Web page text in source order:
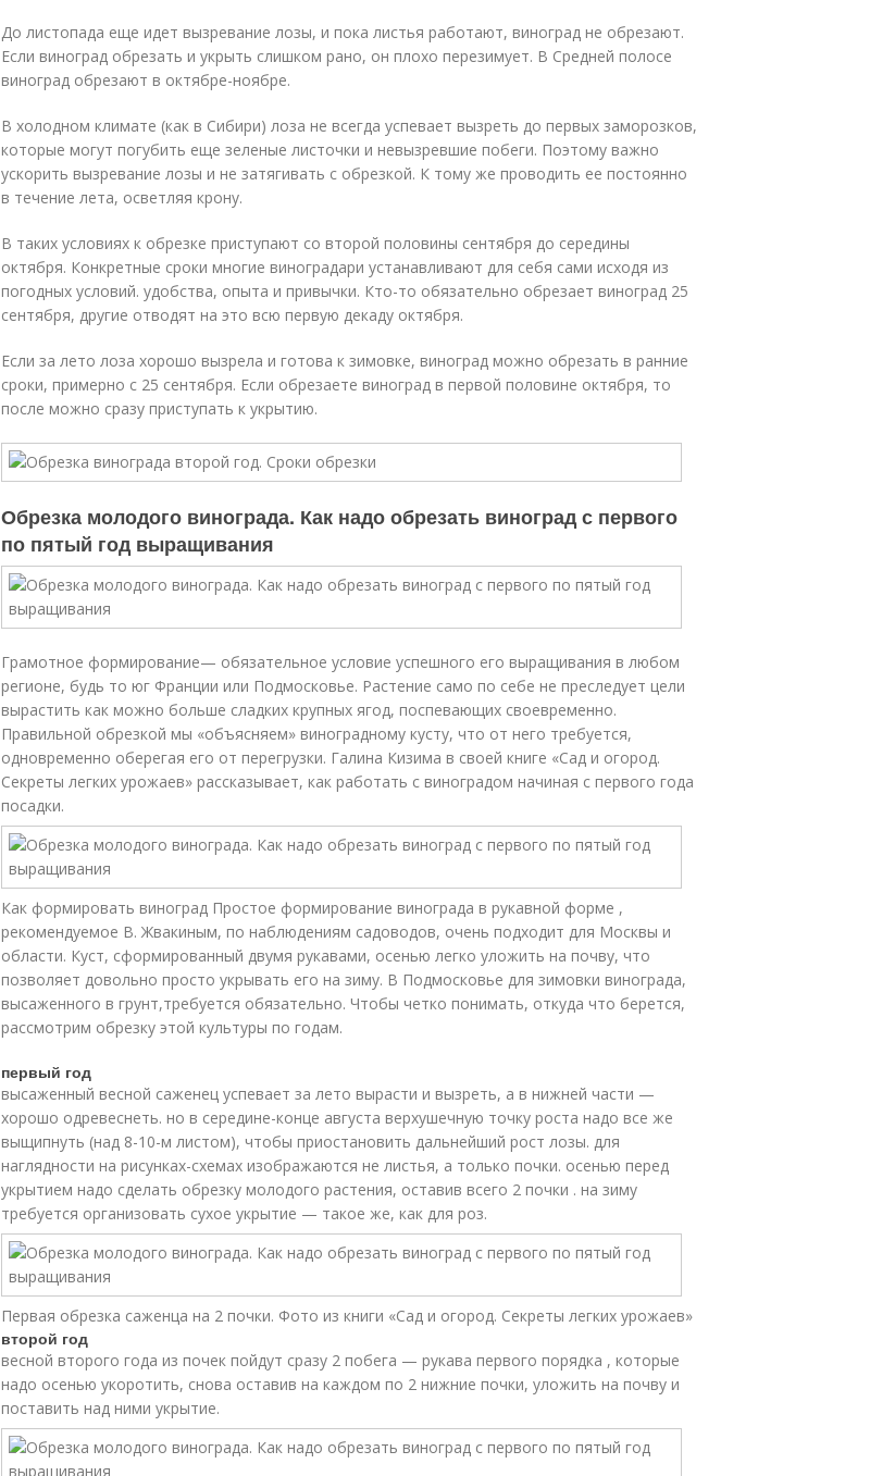
До листопада еще идет вызревание лозы, и пока листья работают, виноград не обрезают.
Если виноград обрезать и укрыть слишком рано, он плохо перезимует. В Средней полосе
виноград обрезают в октябре-ноябре.
В холодном климате (как в Сибири) лоза не всегда успевает вызреть до первых заморозков,
которые могут погубить еще зеленые листочки и невызревшие побеги. Поэтому важно
ускорить вызревание лозы и не затягивать с обрезкой. К тому же проводить ее постоянно
в течение лета, осветляя крону.
В таких условиях к обрезке приступают со второй половины сентября до середины
октября. Конкретные сроки многие виноградари устанавливают для себя сами исходя из
погодных условий. удобства, опыта и привычки. Кто-то обязательно обрезает виноград 25
сентября, другие отводят на это всю первую декаду октября.
Если за лето лоза хорошо вызрела и готова к зимовке, виноград можно обрезать в ранние
сроки, примерно с 25 сентября. Если обрезаете виноград в первой половине октября, то
после можно сразу приступать к укрытию.
Обрезка молодого винограда. Как надо обрезать виноград с первого
по пятый год выращивания
Грамотное формирование— обязательное условие успешного его выращивания в любом
регионе, будь то юг Франции или Подмосковье. Растение само по себе не преследует цели
вырастить как можно больше сладких крупных ягод, поспевающих своевременно.
Правильной обрезкой мы «объясняем» виноградному кусту, что от него требуется,
одновременно оберегая его от перегрузки. Галина Кизима в своей книге «Сад и огород.
Секреты легких урожаев» рассказывает, как работать с виноградом начиная с первого года
посадки.
Как формировать виноград Простое формирование винограда в рукавной форме ,
рекомендуемое В. Жвакиным, по наблюдениям садоводов, очень подходит для Москвы и
области. Куст, сформированный двумя рукавами, осенью легко уложить на почву, что
позволяет довольно просто укрывать его на зиму. В Подмосковье для зимовки винограда,
высаженного в грунт,требуется обязательно. Чтобы четко понимать, откуда что берется,
рассмотрим обрезку этой культуры по годам.
первый год
высаженный весной саженец успевает за лето вырасти и вызреть, а в нижней части —
хорошо одревеснеть. но в середине-конце августа верхушечную точку роста надо все же
выщипнуть (над 8-10-м листом), чтобы приостановить дальнейший рост лозы. для
наглядности на рисунках-схемах изображаются не листья, а только почки. осенью перед
укрытием надо сделать обрезку молодого растения, оставив всего 2 почки . на зиму
требуется организовать сухое укрытие — такое же, как для роз.
Первая обрезка саженца на 2 почки. Фото из книги «Сад и огород. Секреты легких урожаев»
второй год
весной второго года из почек пойдут сразу 2 побега — рукава первого порядка , которые
надо осенью укоротить, снова оставив на каждом по 2 нижние почки, уложить на почву и
поставить над ними укрытие.